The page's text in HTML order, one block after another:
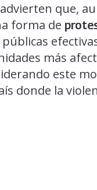
advierten que,
forma de
más
este
donde la